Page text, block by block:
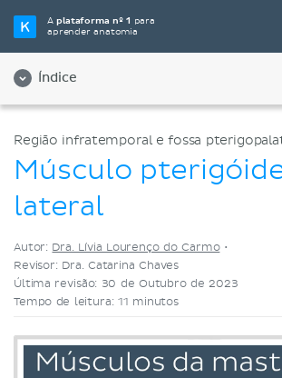
Aplataforma nº 1 para
aprender anatomia
Índice
Selecione a sua ferramenta de
Videoaulas
Região infratemporal e fossa
Músculo
lateral
Autor: Dra. Lívia Lourenço do Carmo•
Revisor: Dra. Catarina Chaves
Última revisão: 30 de Outubro de 2023
Tempo de leitura: 11 minutos